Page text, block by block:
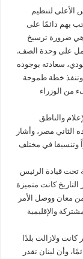
لتنظيم
بهم دائمًا على
هي ضرورة ترسيخ
على وحدة الصف.
سعادته بوجوده
وتنفذ خطة طموحة
من الوزراء
والناطق
الثاني مصر، وأشار
وتنسيقا في مختلف
تحت قيادة الرئيس
كانت متميزة
من معان ووصل الأمر
والإقليمية
ولازالت بلدًا
وأن لبنان تقدر